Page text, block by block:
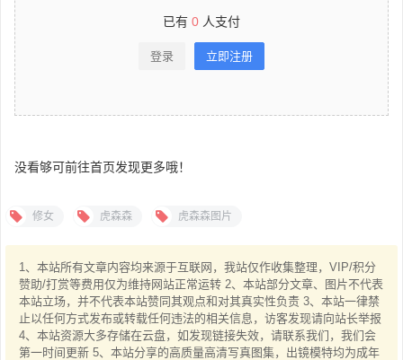
已有 0 人支付
登录 立即注册
没看够可前往首页发现更多哦！
修女 虎森森 虎森森图片
1、本站所有文章内容均来源于互联网，我站仅作收集整理，VIP/积分
赞助/打赏等费用仅为维持网站正常运转 2、本站部分文章、图片不代表
本站立场，并不代表本站赞同其观点和对其真实性负责 3、本站一律禁
止以任何方式发布或转载任何违法的相关信息，访客发现请向站长举报
4、本站资源大多存储在云盘，如发现链接失效，请联系我们，我们会
第一时间更新 5、本站分享的高质量高清写真图集，出镜模特均为成年